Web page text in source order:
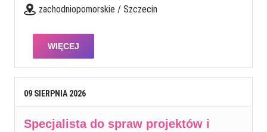
zachodniopomorskie / Szczecin
WIĘCEJ
09 SIERPNIA 2026
Specjalista do spraw projektów i